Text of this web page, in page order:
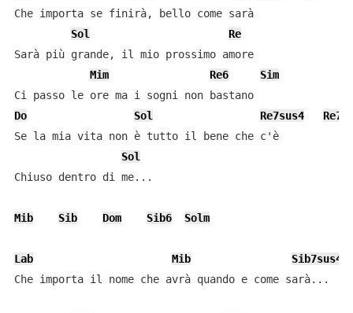
Che importa se finirà, bello come sarà
Sol
Re
Sarà più grande, il mio prossimo amore
Mim
Re6
Sim
Ci passo le ore ma i sogni non bastano
Do
Sol Re7sus4
Re7
Se la mia vita non è tutto il bene che c'è
Sol
Chiuso dentro di me...
Mib Sib Dom Sib6 Solm
Lab Mib Sib7sus4
Che importa il nome che avrà quando e come sarà...